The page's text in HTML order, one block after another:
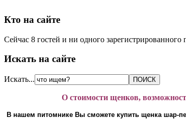
Кто на сайте
Сейчас 8 гостей и ни одного зарегистрированного
Искать на сайте
Искать...
О стоимости щенков,
В нашем питомнике Вы сможете купить щенка шар-